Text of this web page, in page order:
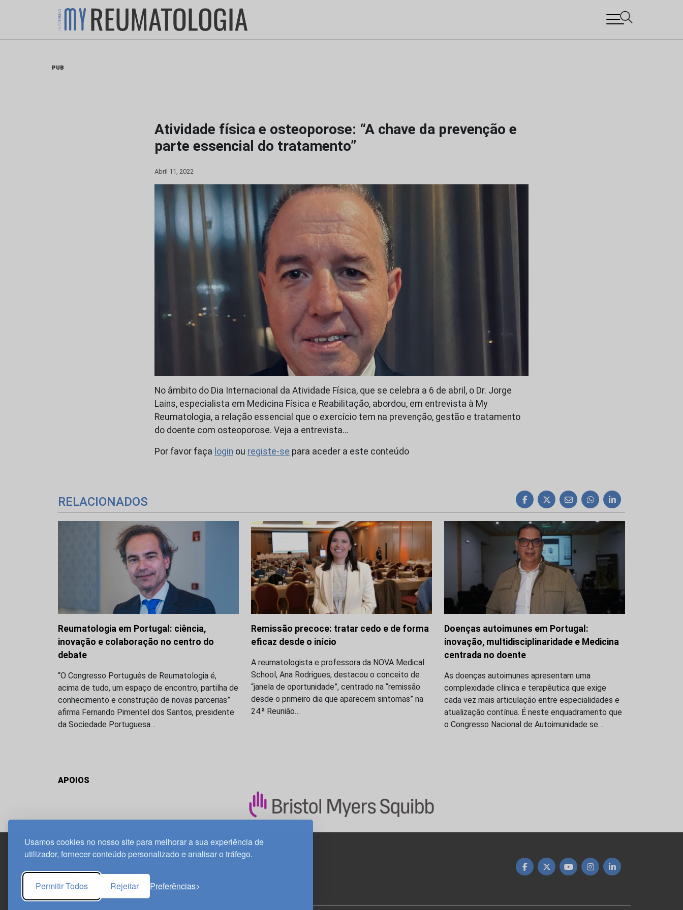
Usamos cookies no nosso site para melhorar a sua experiência de
utilizador, fornecer conteúdo personalizado e analisar o tráfego.
Permitir Todos Rejeitar Preferências
PUB
Atividade física e osteoporose: “A chave da prevenção e
parte essencial do tratamento”
Abril 11, 2022
No âmbito do Dia Internacional da Atividade Física, que se celebra a 6 de abril, o Dr. Jorge
Lains, especialista em Medicina Física e Reabilitação, abordou, em entrevista à My
Reumatologia, a relação essencial que o exercício tem na prevenção, gestão e tratamento
do doente com osteoporose. Veja a entrevista…
Por favor faça login ou registe-se para aceder a este conteúdo
RELACIONADOS
Reumatologia em Portugal: ciência,
inovação e colaboração no centro do
debate
“O Congresso Português de Reumatologia é,
acima de tudo, um espaço de encontro, partilha de
conhecimento e construção de novas parcerias”
afirma Fernando Pimentel dos Santos, presidente
da Sociedade Portuguesa…
Remissão precoce: tratar cedo e de forma
eficaz desde o início
A reumatologista e professora da NOVA Medical
School, Ana Rodrigues, destacou o conceito de
“janela de oportunidade”, centrado na “remissão
desde o primeiro dia que aparecem sintomas” na
24.ª Reunião…
Doenças autoimunes em Portugal:
inovação, multidisciplinaridade e Medicina
centrada no doente
As doenças autoimunes apresentam uma
complexidade clínica e terapêutica que exige
cada vez mais articulação entre especialidades e
atualização contínua. É neste enquadramento que
o Congresso Nacional de Autoimunidade se…
APOIOS
1800-282 Lisboa | Portugal
21 850 40 65